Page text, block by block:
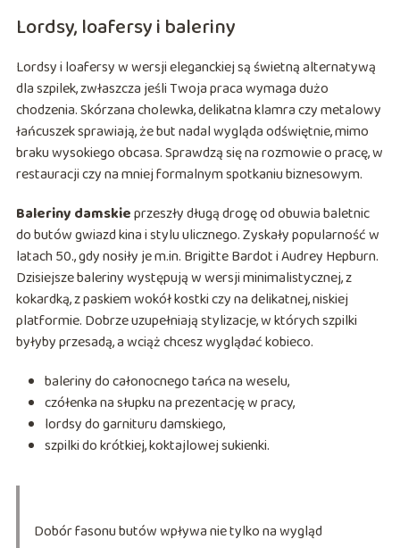
Lordsy, loafersy i baleriny
Lordsy i loafersy w wersji eleganckiej są świetną alternatywą
dla szpilek, zwłaszcza jeśli Twoja praca wymaga dużo
chodzenia. Skórzana cholewka, delikatna klamra czy metalowy
łańcuszek sprawiają, że but nadal wygląda odświętnie, mimo
braku wysokiego obcasa. Sprawdzą się na rozmowie o pracę, w
restauracji czy na mniej formalnym spotkaniu biznesowym.
Baleriny damskieprzeszły długą drogę od obuwia baletnic
do butów gwiazd kina i stylu ulicznego. Zyskały popularność w
latach 50., gdy nosiły je m.in. Brigitte Bardot i Audrey Hepburn.
Dzisiejsze baleriny występują w wersji minimalistycznej, z
kokardką, z paskiem wokół kostki czy na delikatnej, niskiej
platformie. Dobrze uzupełniają stylizacje, w których szpilki
byłyby przesadą, a wciąż chcesz wyglądać kobieco.
baleriny do całonocnego tańca na weselu,
czółenka na słupku na prezentację w pracy,
lordsy do garnituru damskiego,
szpilki do krótkiej, koktajlowej sukienki.
Dobór fasonu butów wpływa nie tylko na wygląd